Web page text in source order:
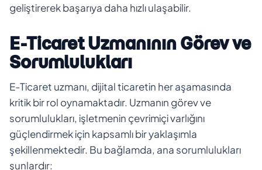
geliştirerek başarıya daha hızlı ulaşabilir.
E-Ticaret Uzmanının Görev ve
Sorumlulukları
E-Ticaret uzmanı, dijital ticaretin her aşamasında
kritik bir rol oynamaktadır. Uzmanın görev ve
sorumlulukları, işletmenin çevrimiçi varlığını
güçlendirmek için kapsamlı bir yaklaşımla
şekillenmektedir. Bu bağlamda, ana sorumlulukları
şunlardır: